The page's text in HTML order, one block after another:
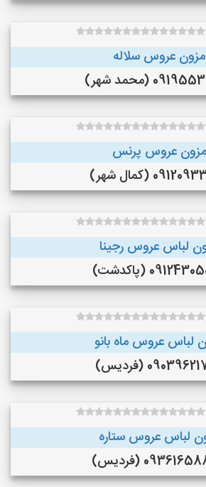
مزون عروس سلاله
(محمد شهر)
مزون عروس پرنس
(کمال شهر)
لباس عروس رجینا
(پاکدشت)
لباس عروس ماه بانو
(فردیس)
لباس عروس ستاره
(فردیس)